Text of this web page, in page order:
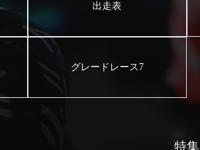
出走表
グレードレース7
特集